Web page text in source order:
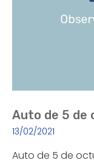
Auto de 5 de
13/02/2021
Auto de 5 de